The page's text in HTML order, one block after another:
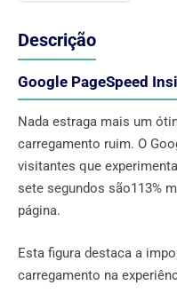
Descrição
Google PageSpeed
Nada estraga mais um
carregamento ruim. O
visitantes que
sete segundos são113%
página.
Esta figura destaca a
carregamento na